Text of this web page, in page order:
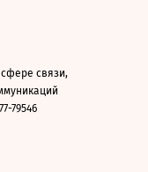
связи,
79546